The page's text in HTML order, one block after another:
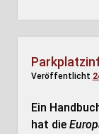
Veröffentlicht
Ein
hat die